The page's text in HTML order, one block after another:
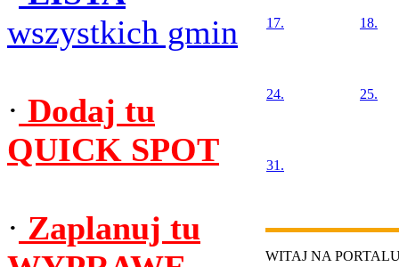
wszystkich gmin
· Dodaj tu
QUICK SPOT
· Zaplanuj tu
17. 18.
24. 25.
31.
WITAJ NA